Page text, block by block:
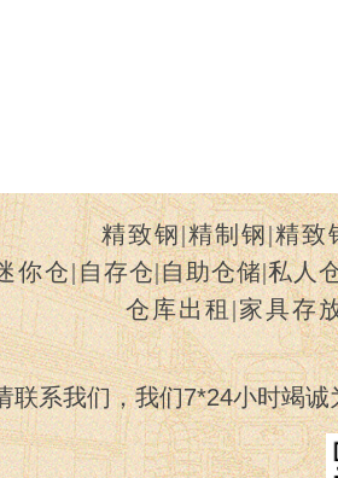
精致钢|精制钢|精致
你仓|自存仓|自助仓储|私人
仓库出租|家具存
联系我们，我们7*24小时竭诚